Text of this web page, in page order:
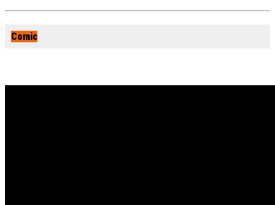
Comic